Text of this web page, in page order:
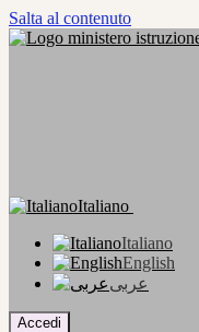
Salta al contenuto
Italiano
Italiano
English
عربى
Accedi